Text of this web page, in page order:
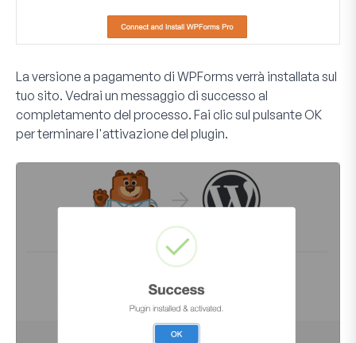
La versione a pagamento di WPForms verrà installata sul
tuo sito. Vedrai un messaggio di successo al
completamento del processo. Fai clic sul pulsante OK
per terminare l'attivazione del plugin.